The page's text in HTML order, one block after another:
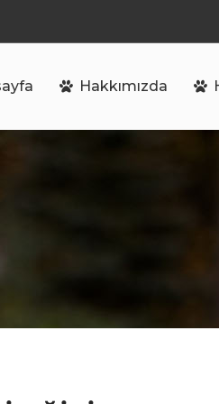
Hakkımızda